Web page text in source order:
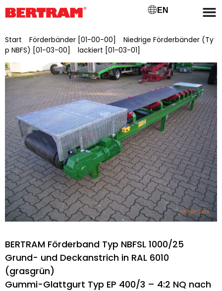
EN
Start Förderbänder [01-00-00]
Niedrige Förderbänder (Ty
p NBFS) [01-03-00]
lackiert [01-03-01]
BERTRAM Förderband Typ NBFSL 1000/25
Grund- und Deckanstrich in RAL 6010
(grasgrün)
Gummi-Glattgurt Typ EP 400/3 – 4:2 NQ nach